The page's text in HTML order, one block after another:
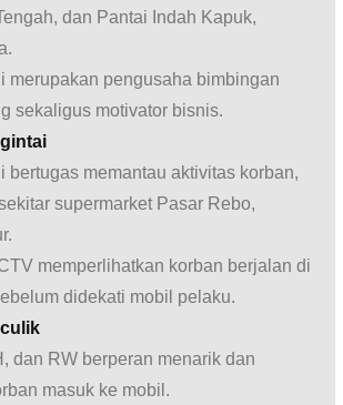
dan Pantai Indah Kapuk,
merupakan pengusaha bimbingan
sekaligus motivator bisnis.
bertugas memantau aktivitas korban,
supermarket Pasar Rebo,
memperlihatkan korban berjalan di
didekati mobil pelaku.
dan RW berperan menarik dan
masuk ke mobil.